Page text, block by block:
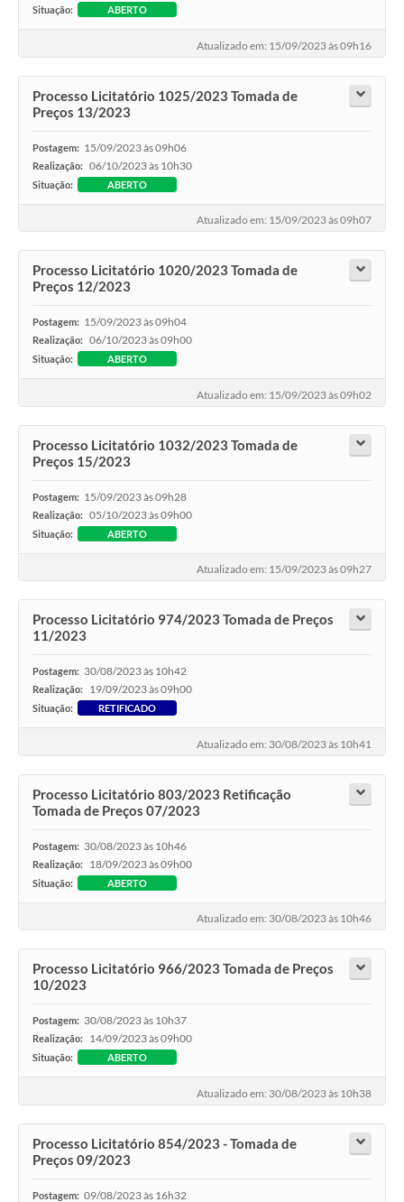
Situação: ABERTO
Atualizado em: 15/09/2023 às 09h16
Processo Licitatório 1025/2023 Tomada de
Preços 13/2023
Postagem: 15/09/2023 às 09h06
Realização: 06/10/2023 às 10h30
Situação: ABERTO
Atualizado em: 15/09/2023 às 09h07
Processo Licitatório 1020/2023 Tomada de
Preços 12/2023
Postagem: 15/09/2023 às 09h04
Realização: 06/10/2023 às 09h00
Situação: ABERTO
Atualizado em: 15/09/2023 às 09h02
Processo Licitatório 1032/2023 Tomada de
Preços 15/2023
Postagem: 15/09/2023 às 09h28
Realização: 05/10/2023 às 09h00
Situação: ABERTO
Atualizado em: 15/09/2023 às 09h27
Processo Licitatório 974/2023 Tomada de Preços
11/2023
Postagem: 30/08/2023 às 10h42
Realização: 19/09/2023 às 09h00
Situação: RETIFICADO
Atualizado em: 30/08/2023 às 10h41
Processo Licitatório 803/2023 Retificação
Tomada de Preços 07/2023
Postagem: 30/08/2023 às 10h46
Realização: 18/09/2023 às 09h00
Situação: ABERTO
Atualizado em: 30/08/2023 às 10h46
Processo Licitatório 966/2023 Tomada de Preços
10/2023
Postagem: 30/08/2023 às 10h37
Realização: 14/09/2023 às 09h00
Situação: ABERTO
Atualizado em: 30/08/2023 às 10h38
Processo Licitatório 854/2023 - Tomada de
Preços 09/2023
Postagem: 09/08/2023 às 16h32